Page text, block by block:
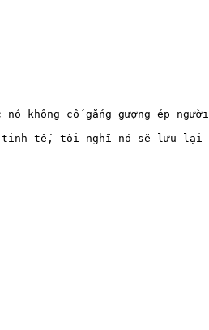
không cố gắng gượng ép
tinh tế, tôi nghĩ nó sẽ lưu lại